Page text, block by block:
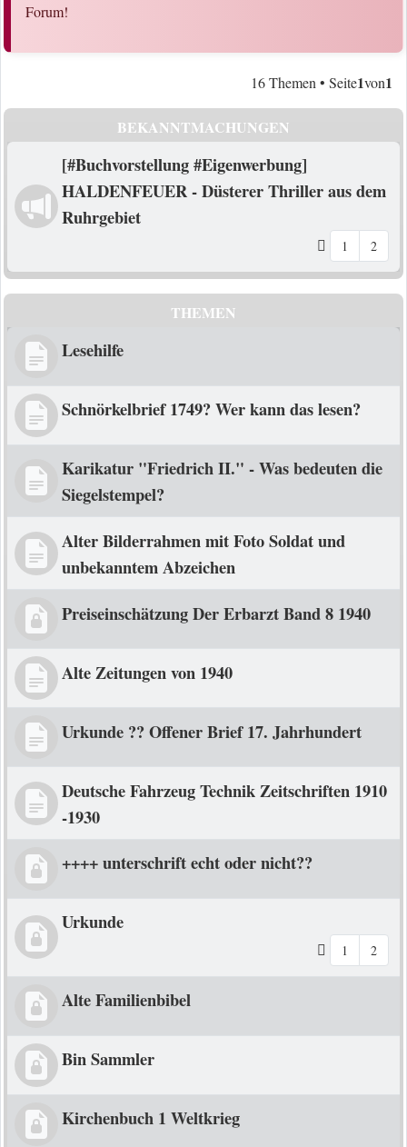
Forum!
16 Themen • Seite1von1
BEKANNTMACHUNGEN
[#Buchvorstellung #Eigenwerbung]
HALDENFEUER - Düsterer Thriller aus dem
Ruhrgebiet
1 2
THEMEN
Lesehilfe
Schnörkelbrief 1749? Wer kann das lesen?
Karikatur "Friedrich II." - Was bedeuten die
Siegelstempel?
Alter Bilderrahmen mit Foto Soldat und
unbekanntem Abzeichen
Preiseinschätzung Der Erbarzt Band 8 1940
Alte Zeitungen von 1940
Urkunde ?? Offener Brief 17. Jahrhundert
Deutsche Fahrzeug Technik Zeitschriften 1910
-1930
++++ unterschrift echt oder nicht??
Urkunde
1 2
Alte Familienbibel
Bin Sammler
Kirchenbuch 1 Weltkrieg